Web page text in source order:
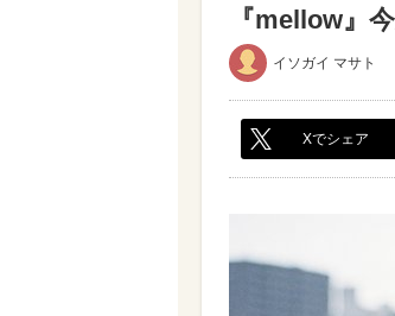
『mellow』
イソガイ マサト
Xでシェア